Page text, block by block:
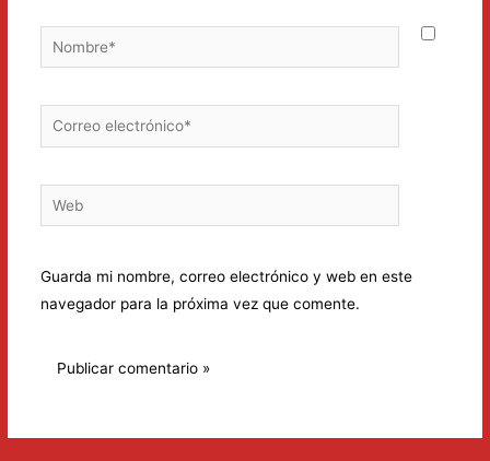
Nombre*
Correo
electrónico*
Web
Guarda mi nombre, correo electrónico y web en este
navegador para la próxima vez que comente.